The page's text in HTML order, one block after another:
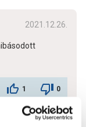
2021.12.26.
1 0